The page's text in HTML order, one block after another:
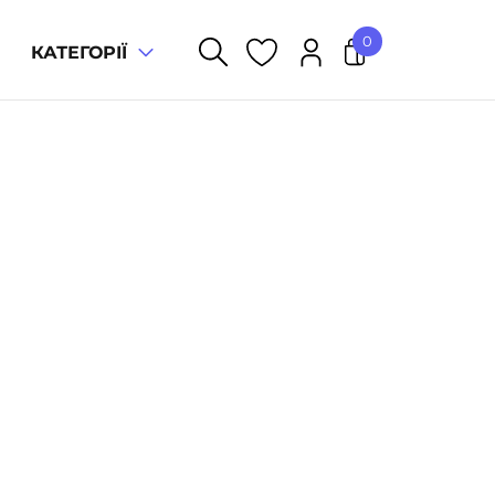
КАТЕГОРІЇ
0
У кошику немає товарів.